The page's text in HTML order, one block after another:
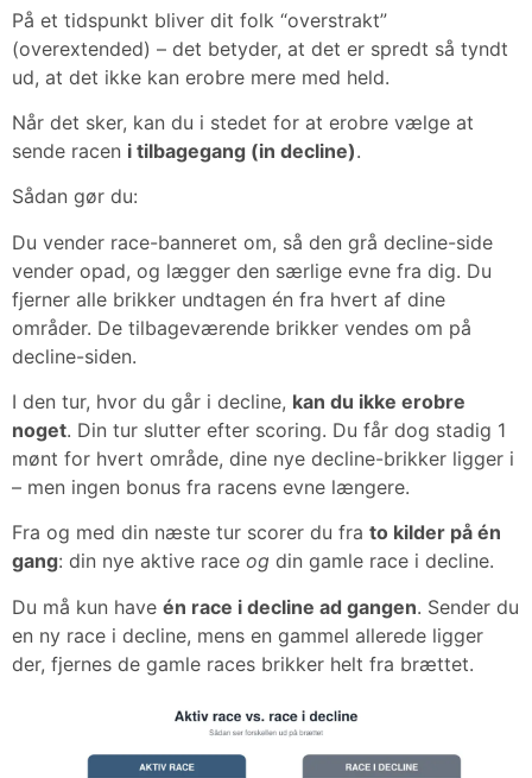
På et tidspunkt bliver dit folk “overstrakt”
(overextended) – det betyder, at det er spredt så tyndt
ud, at det ikke kan erobre mere med held.
Når det sker, kan du i stedet for at erobre vælge at
sende racen i tilbagegang (in decline).
Sådan gør du:
Du vender race-banneret om, så den grå decline-side
vender opad, og lægger den særlige evne fra dig. Du
fjerner alle brikker undtagen én fra hvert af dine
områder. De tilbageværende brikker vendes om på
decline-siden.
I den tur, hvor du går i decline, kan du ikke erobre
noget. Din tur slutter efter scoring. Du får dog stadig 1
mønt for hvert område, dine nye decline-brikker ligger i
– men ingen bonus fra racens evne længere.
Fra og med din næste tur scorer du fra to kilder på én
gang: din nye aktive race og din gamle race i decline.
Du må kun have én race i decline ad gangen. Sender du
en ny race i decline, mens en gammel allerede ligger
der, fjernes de gamle races brikker helt fra brættet.